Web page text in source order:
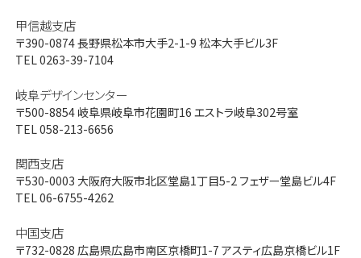
甲信越支店
〒390-0874長野県松本市大手2-1-9 松本大手ビル3F
TEL 0263-39-7104
岐阜デザインセンター
〒500-8854岐阜県岐阜市花園町16 エストラ岐阜302号室
TEL 058-213-6656
関西支店
〒530-0003 大阪府大阪市北区堂島1丁目5-2 フェザー堂島ビル4F
TEL 06-6755-4262
中国支店
〒732-0828 広島県広島市南区京橋町1-7 アスティ広島京橋ビル1F